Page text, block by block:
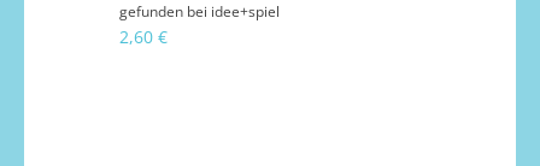
gefunden bei idee+spiel
2,60 €